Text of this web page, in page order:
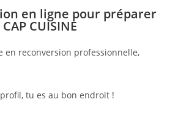
en ligne pour préparer
CUISINE
en reconversion professionnelle,
tu es au bon endroit !